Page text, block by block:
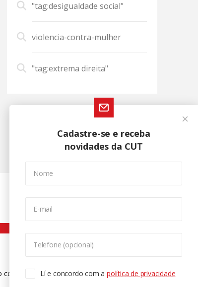
"tag:desigualdade social"
violencia-contra-mulher
"tag:extrema direita"
Cadastre-se e receba
novidades da CUT
Nome
E-mail
Telefone (opcional)
Lí e concordo com apolítica de privacidade
Para saber mais